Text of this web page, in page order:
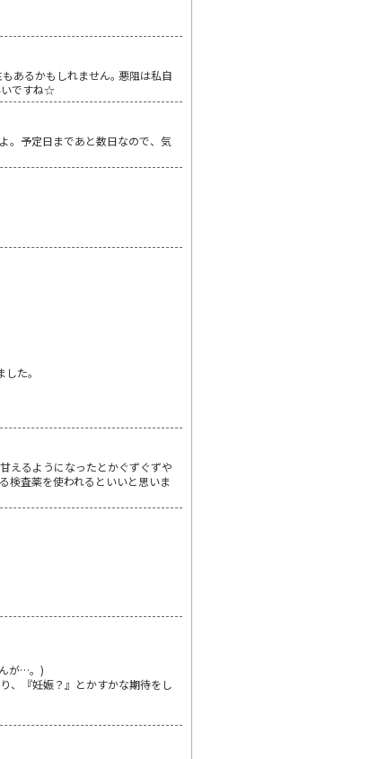
あるかもしれません｡ 悪阻は私自
いですね☆
。予定日まであと数日なので、気
た。
えるようになったとかぐずぐずや
検査薬を使われるといいと思いま
が…。)
、『妊娠？』とかすかな期待をし